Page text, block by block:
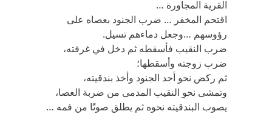
القرية المجاورة …
اقتحم المخفر … ضرب الجنود بعصاه على
رؤوسهم …وجعل دماءهم تسيل.
ضرب النقيب فأسقطه ثم دخل في غرفته،
ضرب زوجته وأسقطها؛
ثم ركض نحو أحد الجنود وأخذ بندقيته،
وتمشى نحو النقيب المدمى من ضربة العصا،
يصوب البندقيته نحوه ثم يطلق صوتًا من فمه …